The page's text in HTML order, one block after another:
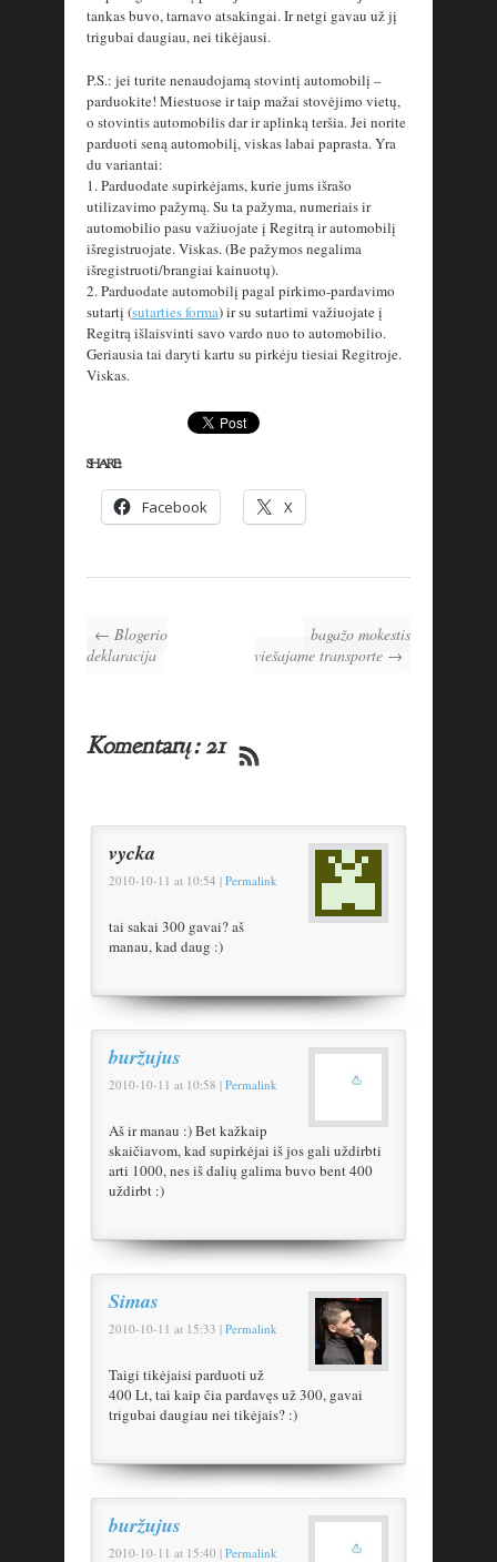
tankas buvo, tarnavo atsakingai. Ir netgi gavau už jį
trigubai daugiau, nei tikėjausi.
P.S.: jei turite nenaudojamą stovintį automobilį –
parduokite! Miestuose ir taip mažai stovėjimo vietų,
o stovintis automobilis dar ir aplinką teršia. Jei norite
parduoti seną automobilį, viskas labai paprasta. Yra
du variantai:
1. Parduodate supirkėjams, kurie jums išrašo
utilizavimo pažymą. Su ta pažyma, numeriais ir
automobilio pasu važiuojate į Regitrą ir automobilį
išregistruojate. Viskas. (Be pažymos negalima
išregistruoti/brangiai kainuotų).
2. Parduodate automobilį pagal pirkimo-pardavimo
sutartį (sutarties forma) ir su sutartimi važiuojate į
Regitrą išlaisvinti savo vardo nuo to automobilio.
Geriausia tai daryti kartu su pirkėju tiesiai Regitroje.
Viskas.
SHARE:
Facebook X
← Blogerio
deklaracija
bagažo mokestis
viešajame transporte →
Komentarų: 21
vycka
2010-10-11 at 10:54 | Permalink
tai sakai 300 gavai? aš
manau, kad daug :)
buržujus
2010-10-11 at 10:58 | Permalink
Aš ir manau :) Bet kažkaip
skaičiavom, kad supirkėjai iš jos gali uždirbti
arti 1000, nes iš dalių galima buvo bent 400
uždirbt :)
Simas
2010-10-11 at 15:33 | Permalink
Taigi tikėjaisi parduoti už
400 Lt, tai kaip čia pardavęs už 300, gavai
trigubai daugiau nei tikėjais? :)
buržujus
2010-10-11 at 15:40 | Permalink